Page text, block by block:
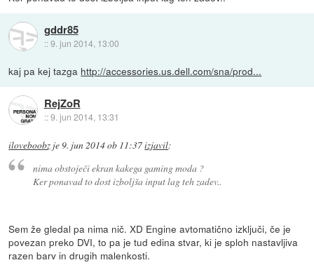
gddr85
::9. jun 2014, 13:00
kaj pa kej tazga http://accessories.us.dell.com/sna/prod...
RejZoR
::9. jun 2014, 13:31
iloveboobz je 9. jun 2014 ob 11:37izjavil:
nima obstoječi ekran kakega gaming moda ?
Ker ponavad to dost izboljša input lag teh zadev..
Sem že gledal pa nima nič. XD Engine avtomatično izključi, če je
povezan preko DVI, to pa je tud edina stvar, ki je sploh nastavljiva
razen barv in drugih malenkosti.